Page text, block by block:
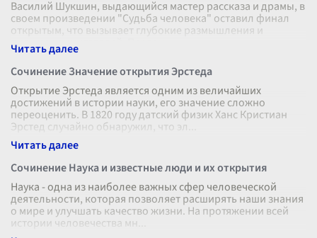
Василий Шукшин, выдающийся мастер рассказа и драмы, в
своем произведении "Судьба человека" оставил финал
открытым, что вызывает глубокие размышления и
дискуссии у читателей. Первон
Сочинение Значение открытия Эрстеда
Открытие Эрстеда является одним из величайших
достижений в истории науки, его значение сложно
переоценить. В 1820 году датский физик Ханс Кристиан
Эрстед случайно обнаружил, что эл
Сочинение Наука и известные люди и их открытия
Наука - одна из наиболее важных сфер человеческой
деятельности, которая позволяет расширять наши знания
о мире и улучшать качество жизни. На протяжении всей
истории человечества мн